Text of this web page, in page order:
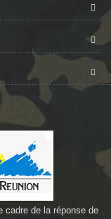
cadre de la réponse de